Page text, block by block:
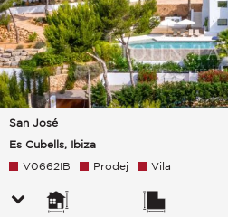
San José
Es Cubells, Ibiza
V0662IB Prodej Vila